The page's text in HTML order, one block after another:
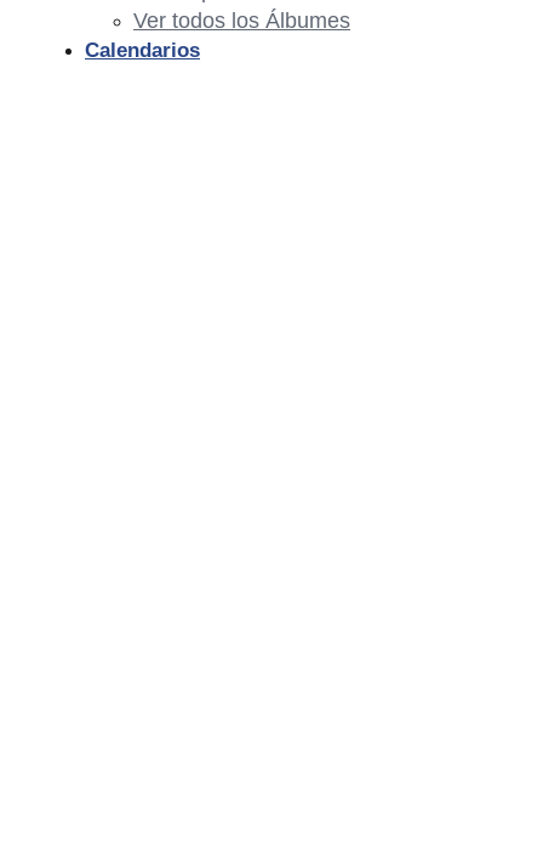
Ver todos los Álbumes
Calendarios